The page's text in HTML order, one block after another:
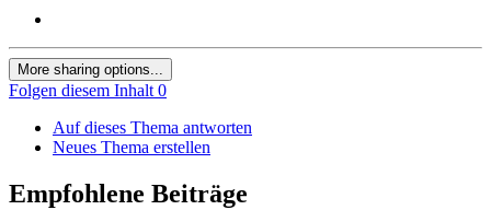
More sharing options...
Folgen diesem Inhalt 0
Auf dieses Thema antworten
Neues Thema erstellen
Empfohlene Beiträge